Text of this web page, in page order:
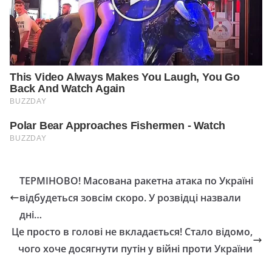
ТЕРМІНОВО! Масована ракетна атака по Україні
відбудеться зовсім скоро. У розвідці назвали
дні…
Це просто в голові не вкладається! Стало відомо,
чого хоче досягнути путін у війні проти України